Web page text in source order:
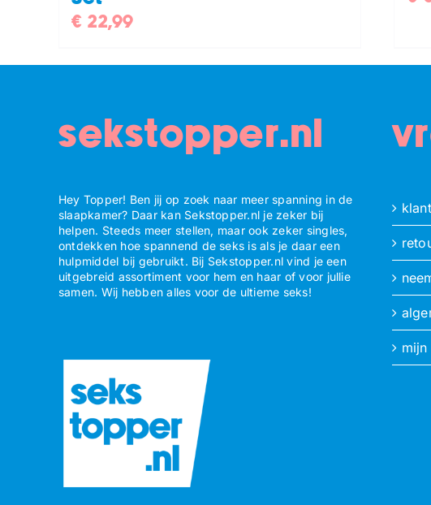
€ 22,99
sekstopper.nl
Hey Topper! Ben jij op zoek naar meer spanning in de
slaapkamer? Daar kan Sekstopper.nl je zeker bij
helpen. Steeds meer stellen, maar ook zeker singles,
ontdekken hoe spannend de seks is als je daar een
hulpmiddel bij gebruikt. Bij Sekstopper.nl vind je een
uitgebreid assortiment voor hem en haar of voor jullie
samen. Wij hebben alles voor de ultieme seks!